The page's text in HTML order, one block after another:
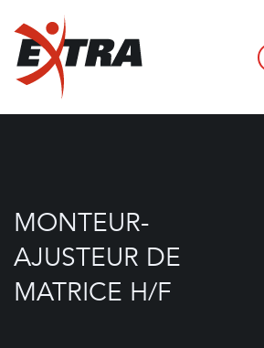
MONTEUR-
AJUSTEUR DE
MATRICE H/F